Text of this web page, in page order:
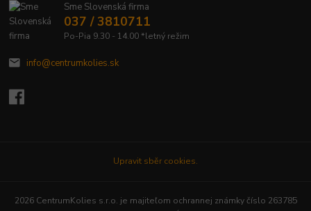
Sme Slovenská firma
037 / 3810711
Po-Pia 9.30 - 14.00 *letný režim
info@centrumkolies.sk
Upravit sběr cookies.
2026 CentrumKolies s.r.o. je majiteľom ochrannej známky číslo 263785